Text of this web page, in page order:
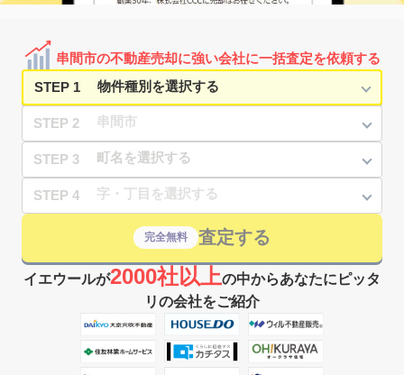
串間市の不動産売却に強い会社に一括査定を依頼する
STEP 1
STEP 2
STEP 3
STEP 4
完全無料 査定する
イエウールが2000社以上の中からあなたにピッタ
リの会社をご紹介